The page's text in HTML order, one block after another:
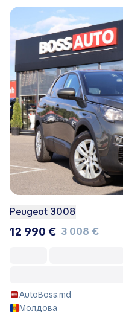
Peugeot 3008
12 990 € 3 008 €
AutoBoss.md
Молдова